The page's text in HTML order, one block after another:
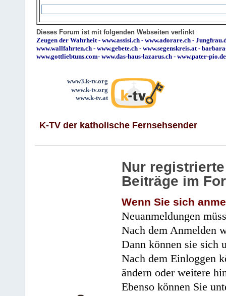
Dieses Forum ist mit folgenden Webseiten verlinkt
Zeugen der Wahrheit- www.assisi.ch - www.adorare.ch -
www.wallfahrten.ch - www.gebete.ch - www.segenskreis.at-
www.gottliebtuns.com- www.das-haus-lazarus.ch - www.pater-pio.de
www3.k-tv.org
www.k-tv.org
www.k-tv.at
K-TV der katholische Fernsehsender
Nur
Beiträge im
Wenn Sie sich
Neuanmeldungen
Nach dem Anmelden
Dann können sie sich
Nach dem Einloggen
ändern oder weitere
Ebenso können Sie